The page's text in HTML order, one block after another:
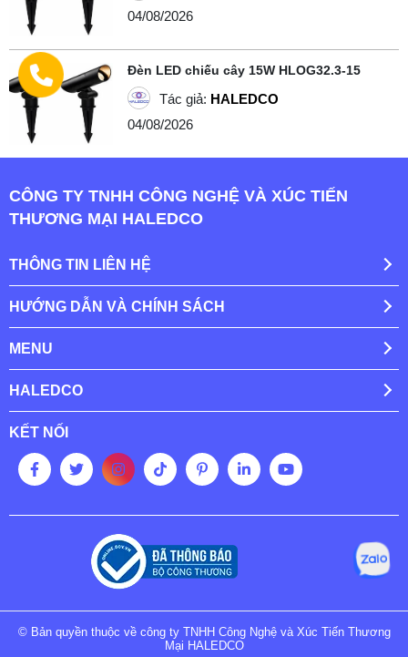
04/08/2026
Đèn LED chiếu cây 15W HLOG32.3-15
Tác giả: HALEDCO
04/08/2026
CÔNG TY TNHH CÔNG NGHỆ VÀ XÚC TIẾN
THƯƠNG MẠI HALEDCO
THÔNG TIN LIÊN HỆ
HƯỚNG DẪN VÀ CHÍNH SÁCH
MENU
HALEDCO
KẾT NỐI
© Bản quyền thuộc về công ty TNHH Công Nghệ và Xúc Tiến Thương
Mại HALEDCO